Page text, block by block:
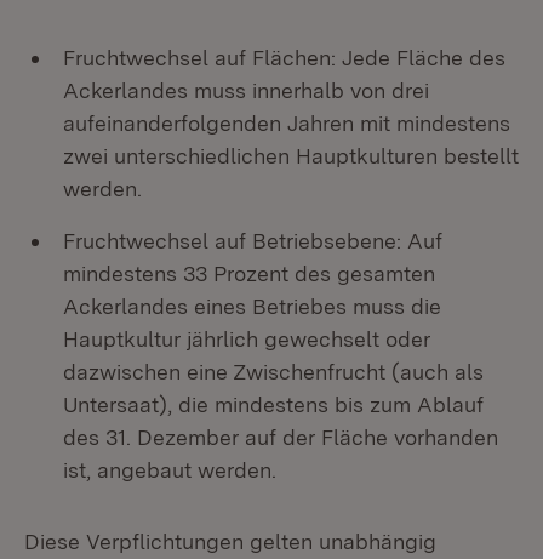
Fruchtwechsel auf Flächen: Jede Fläche des
Ackerlandes muss innerhalb von drei
aufeinanderfolgenden Jahren mit mindestens
zwei unterschiedlichen Hauptkulturen bestellt
werden.
Fruchtwechsel auf Betriebsebene: Auf
mindestens 33 Prozent des gesamten
Ackerlandes eines Betriebes muss die
Hauptkultur jährlich gewechselt oder
dazwischen eine Zwischenfrucht (auch als
Untersaat), die mindestens bis zum Ablauf
des 31. Dezember auf der Fläche vorhanden
ist, angebaut werden.
Diese Verpflichtungen gelten unabhängig